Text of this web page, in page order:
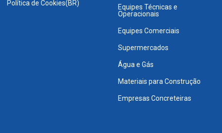
Política de Cookies(BR)
Equipes Técnicas e
Operacionais
Equipes Comerciais
Supermercados
Água e Gás
Materiais para Construção
Empresas Concreteiras